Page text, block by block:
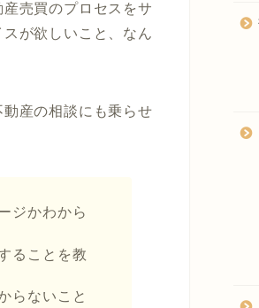
売買のプロセスをサ
が欲しいこと、なん
産の相談にも乗らせ
ジかわから
ることを教
らないこと